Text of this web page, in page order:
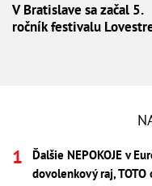
V Bratislave sa začal 5.
ročník festivalu
Ďalšie NEPOKOJE v
dovolenkový raj,